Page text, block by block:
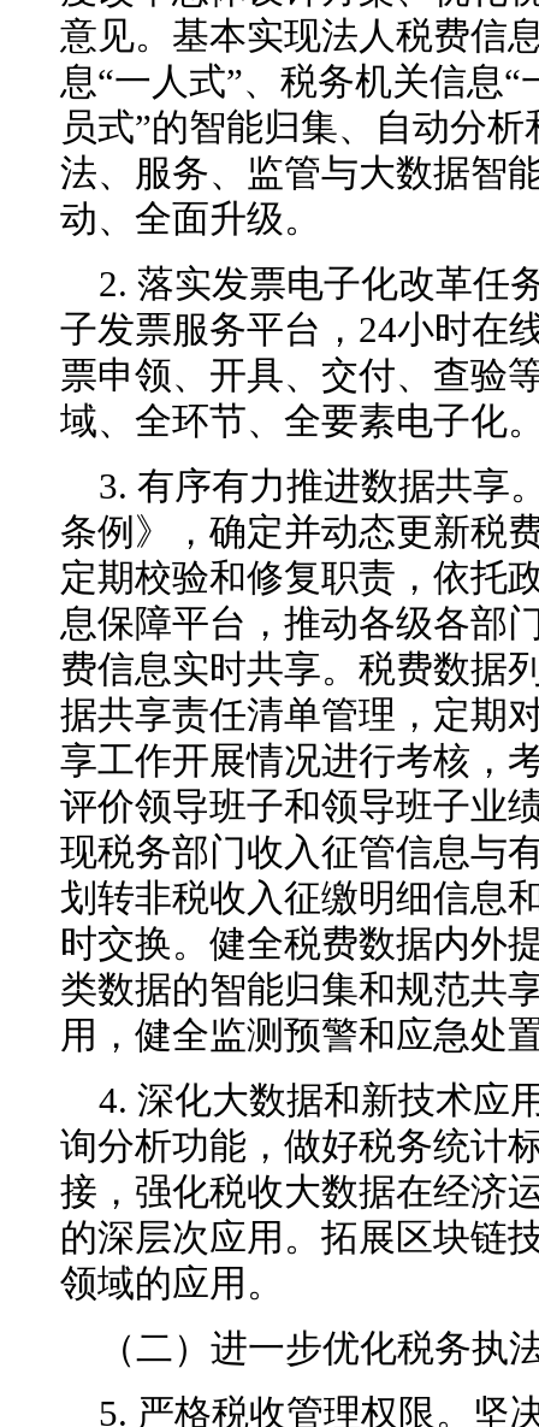
意见。基本实现法人税费信
息“一人式”、税务机关信息
员式”的智能归集、自动分
法、服务、监管与大数据智
动、全面升级。
2. 落实发票电子化改革任
子发票服务平台，24小时在
票申领、开具、交付、查验
域、全环节、全要素电子化
3. 有序有力推进数据共享
条例》，确定并动态更新税
定期校验和修复职责，依托
息保障平台，推动各级各部
费信息实时共享。税费数据
据共享责任清单管理，定期
享工作开展情况进行考核，
评价领导班子和领导班子业
现税务部门收入征管信息与
划转非税收入征缴明细信息
时交换。健全税费数据内外
类数据的智能归集和规范共
用，健全监测预警和应急处
4. 深化大数据和新技术应
询分析功能，做好税务统计
接，强化税收大数据在经济
的深层次应用。拓展区块链
领域的应用。
（二）进一步优化税务执
5. 严格税收管理权限。坚